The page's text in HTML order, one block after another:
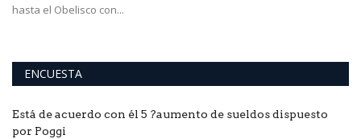
hasta el Obelisco con...
ENCUESTA
Está de acuerdo con él 5 ?aumento de sueldos dispuesto
por Poggi